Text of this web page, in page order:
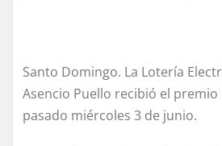
Santo Domingo. La Lotería
Asencio Puello recibió el
pasado miércoles 3 de junio.